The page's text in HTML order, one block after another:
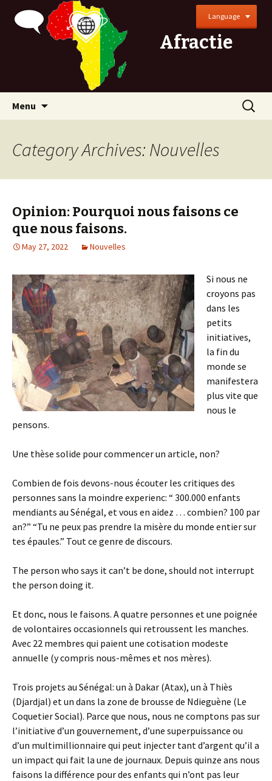
Afractie
Language
Menu
Search
for:
Category Archives: Nouvelles
Opinion: Pourquoi nous faisons ce
que nous faisons.
May 27, 2022 Nouvelles
Si nous ne
croyons pas
dans les
petits
initiatives,
la fin du
monde se
manifestera
plus vite que
nous le
pensons.
Une thèse solide pour commencer un article, non?
Combien de fois devons-nous écouter les critiques des
personnes sans la moindre experienc: “ 300.000 enfants
mendiants au Sénégal, et vous en aidez … combien? 100 par
an?” “Tu ne peux pas prendre la misère du monde entier sur
tes épaules.” Tout ce genre de discours.
The person who says it can’t be done, should not interrupt
the person doing it.
Et donc, nous le faisons. A quatre personnes et une poignée
de volontaires occasionnels qui retroussent les manches.
Avec 22 membres qui paient une cotisation modeste
annuelle (y compris nous-mêmes et nos mères).
Trois projets au Sénégal: un à Dakar (Atax), un à Thiès
(Djardjal) et un dans la zone de brousse de Ndieguène (Le
Coquetier Social). Parce que nous, nous ne comptons pas sur
l’initiative d’un gouvernement, d’une superpuissance ou
d’un multimillionnaire qui peut injecter tant d’argent qu’il a
un impact qui fait la une de journaux. Depuis quinze ans nous
faisons la différence pour des enfants qui n’ont pas leur